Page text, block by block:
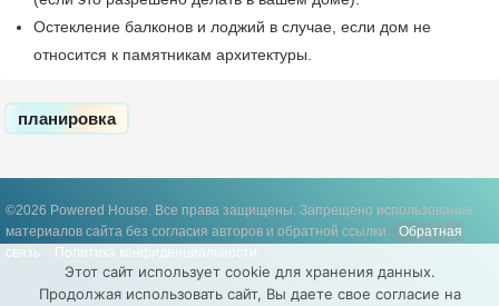
Остекление балконов и лоджий в случае, если дом не
относится к памятникам архитектуры.
планировка
©2026 Powered House. Все права защищены. Запрещено использование
материалов сайта без согласия авторов и обратной ссылки.
Обратная
связь
Политика конфиденциальности
Этот сайт использует cookie для хранения данных.
Продолжая использовать сайт, Вы даете свое согласие на